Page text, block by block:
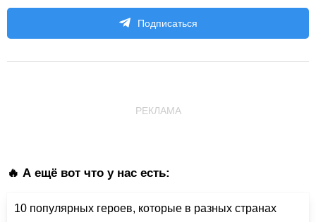
Подписаться
РЕКЛАМА
🔥 А ещё вот что у нас есть:
10 популярных героев, которые в разных странах